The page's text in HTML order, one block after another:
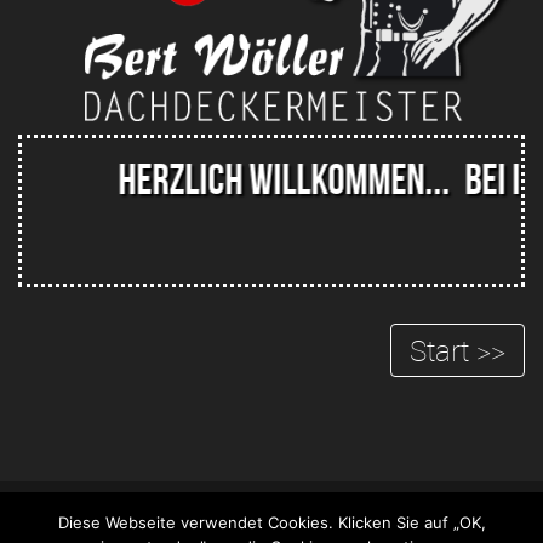
HERZLICH WILLKOMMEN... BEI
Start >>
COPYRIGHT © 2015 by Dachdeckermeister Bert Wöller. Alle Rechte
Diese Webseite verwendet Cookies. Klicken Sie auf „OK,